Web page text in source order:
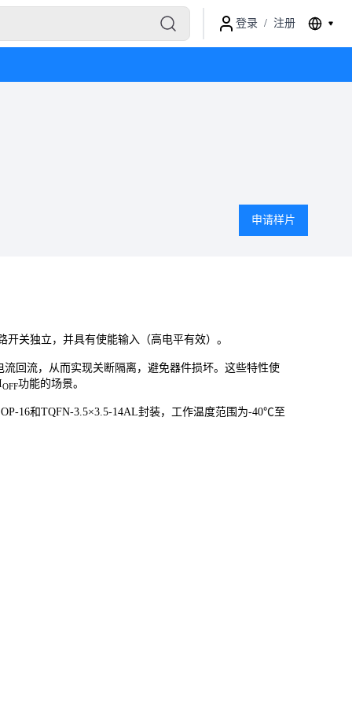
登录 / 注册
申请样片
开关独立，并具有使能输入（高电平有效）。
回流，从而实现关断隔离，避免器件损坏。这些特性使
OFF功能的场景。
16和TQFN-3.5×3.5-14AL封装，工作温度范围为-40℃至